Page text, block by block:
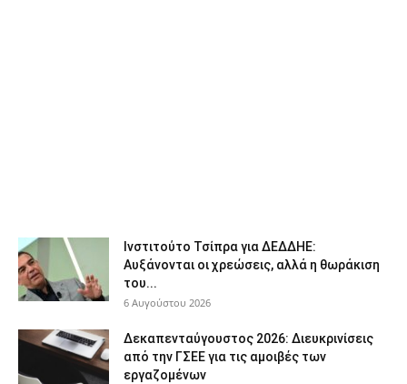
Ινστιτούτο Τσίπρα για ΔΕΔΔΗΕ:
Αυξάνονται οι χρεώσεις, αλλά η θωράκιση
του...
6 Αυγούστου 2026
Δεκαπενταύγουστος 2026: Διευκρινίσεις
από την ΓΣΕΕ για τις αμοιβές των
εργαζομένων